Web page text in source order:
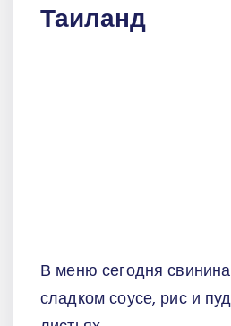
Таиланд
В меню сегодня
сладком соусе, рис и